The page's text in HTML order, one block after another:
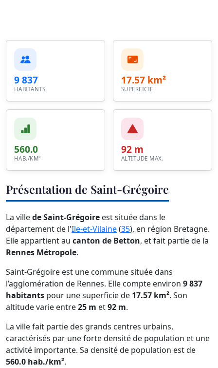
9 837
HABITANTS
17.57 km²
SUPERFICIE
560.0
HAB./KM²
92 m
ALTITUDE MAX.
Présentation de Saint-Grégoire
La villede Saint-Grégoire est située dans le
département de l'Ile-et-Vilaine(35), en région Bretagne.
Elle appartient au canton de Betton, et fait partie de la
Rennes Métropole.
Saint-Grégoire est une commune située dans
l’agglomération de Rennes. Elle compte environ 9 837
habitants pour une superficie de 17.57 km². Son
altitude varie entre25 m et92 m.
La ville fait partie des grands centres urbains,
caractérisés par une forte densité de population et une
activité importante. Sa densité de population est de
560.0 hab./km².